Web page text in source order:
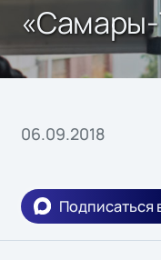
06.09.2018
Подписаться